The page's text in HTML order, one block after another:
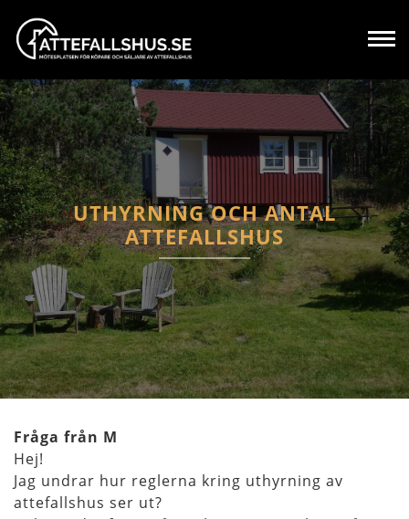
UTHYRNING OCH ANTAL
ATTEFALLSHUS
Fråga från M
Hej!
Jag undrar hur reglerna kring uthyrning av
attefallshus ser ut?